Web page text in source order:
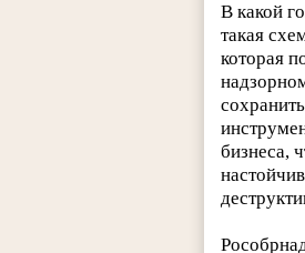
В какой
такая
которая
бизнеса,